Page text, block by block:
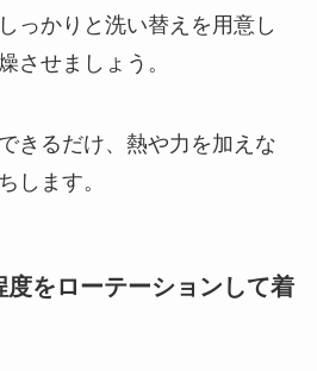
っかりと洗い替えを用意し
させましょう。
きるだけ、熱や力を加えな
します。
をローテーションして着